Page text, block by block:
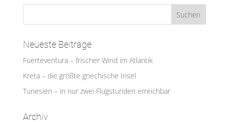
Neueste Beiträge
Fuerteventura – frischer Wind im Atlantik
Kreta – die größte griechische Insel
Tunesien – in nur zwei Flugstunden erreichbar
Archiv